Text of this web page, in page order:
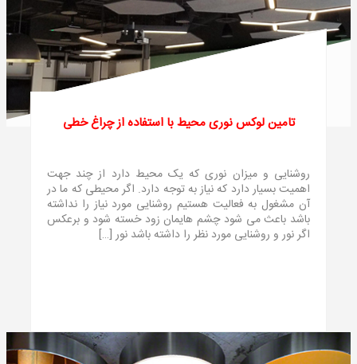
تامین لوکس نوری محیط با استفاده از چراغ خطی
روشنایی و میزان نوری که یک محیط دارد از چند جهت
اهمیت بسیار دارد که نیاز به توجه دارد. اگر محیطی که ما در
آن مشغول به فعالیت هستیم روشنایی مورد نیاز را نداشته
باشد باعث می شود چشم هایمان زود خسته شود و برعکس
اگر نور و روشنایی مورد نظر را داشته باشد نور […]